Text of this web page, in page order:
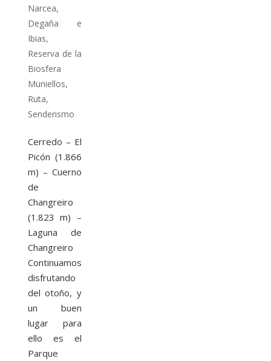
Narcea,
Degaña e
Ibias,
Reserva de la
Biosfera
Muniellos,
Ruta,
Senderismo
Cerredo – El
Picón (1.866
m) – Cuerno
de
Changreiro
(1.823 m) –
Laguna de
Changreiro
Continuamos
disfrutando
del otoño, y
un buen
lugar para
ello es el
Parque